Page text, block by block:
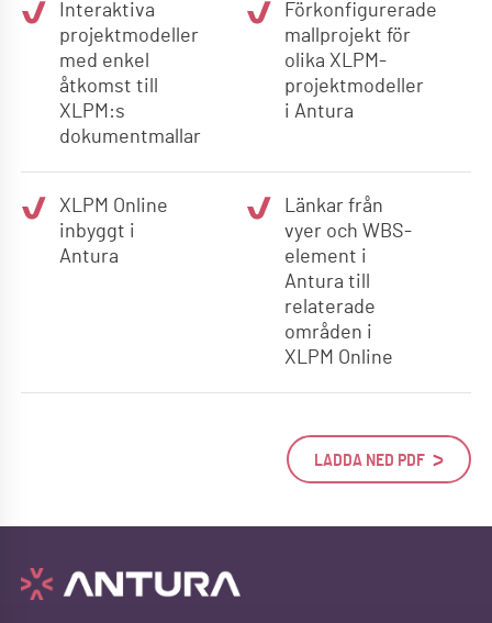
Interaktiva
projektmodeller
med enkel
åtkomst till
XLPM:s
dokumentmallar
Förkonfigurerade
mallprojekt för
olika XLPM-
projektmodeller
i Antura
XLPM Online
inbyggt i
Antura
Länkar från
vyer och WBS-
element i
Antura till
relaterade
områden i
XLPM Online
LADDA NED PDF